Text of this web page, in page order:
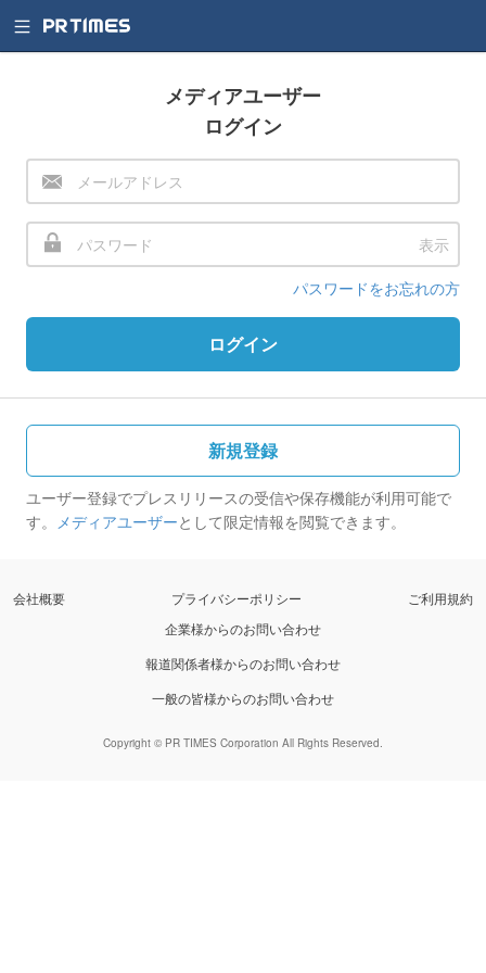
メディアユーザー
ログイン
表示
パスワードをお忘れの方
ログイン
新規登録
ユーザー登録でプレスリリースの受信や保存機能が利用可能で
す。 メディアユーザーとして限定情報を閲覧できます。
会社概要 プライバシーポリシー
ご利用規約
企業様からのお問い合わせ
報道関係者様からのお問い合わせ
一般の皆様からのお問い合わせ
Copyright © PR TIMES Corporation All Rights Reserved.